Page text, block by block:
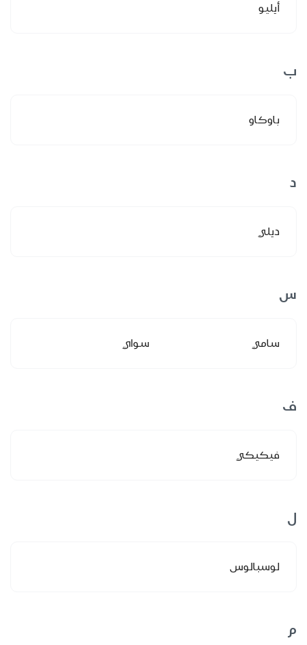
أيليو
ب
باوكاو
د
ديلي
س
سامي سواي
ف
فيكيكي
ل
لوسبالوس
م